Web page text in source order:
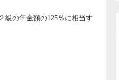
級の年金額の125％に相当す